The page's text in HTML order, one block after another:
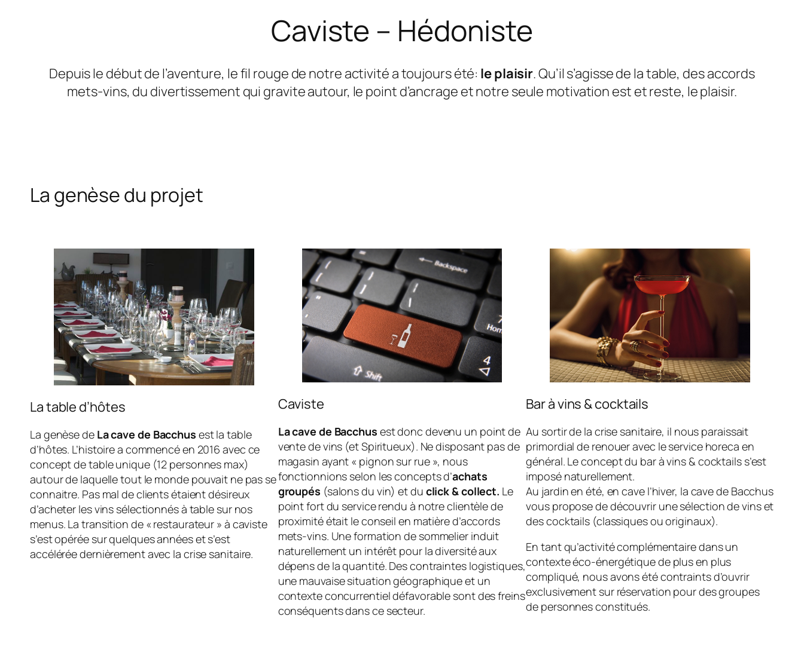
Caviste – Hédoniste
Depuis le début de l’aventure, le fil rouge de notre activité a toujours été: le plaisir. Qu’il s’agisse de la table, des accords
mets-vins, du divertissement qui gravite autour, le point d’ancrage et notre seule motivation est et reste, le plaisir.
La genèse du projet
La table d’hôtes
La genèse de La cave de Bacchus est la table
d’hôtes. L’histoire a commencé en 2016 avec ce
concept de table unique (12 personnes max)
autour de laquelle tout le monde pouvait ne pas se
connaitre. Pas mal de clients étaient désireux
d’acheter les vins sélectionnés à table sur nos
menus. La transition de « restaurateur » à caviste
s’est opérée sur quelques années et s’est
accélérée dernièrement avec la crise sanitaire.
Caviste
La cave de Bacchus est donc devenu un point de
vente de vins (et Spiritueux). Ne disposant pas de
magasin ayant « pignon sur rue », nous
fonctionnions selon les concepts d’achats
groupés (salons du vin) et du click & collect. Le
point fort du service rendu à notre clientèle de
proximité était le conseil en matière d’accords
mets-vins. Une formation de sommelier induit
naturellement un intérêt pour la diversité aux
dépens de la quantité. Des contraintes logistiques,
une mauvaise situation géographique et un
contexte concurrentiel défavorable sont des freins
conséquents dans ce secteur.
Bar à vins & cocktails
Au sortir de la crise sanitaire, il nous paraissait
primordial de renouer avec le service horeca en
général. Le concept du bar à vins & cocktails s’est
imposé naturellement.
Au jardin en été, en cave l’hiver, la cave de Bacchus
vous propose de découvrir une sélection de vins et
des cocktails (classiques ou originaux).
En tant qu’activité complémentaire dans un
contexte éco-énergétique de plus en plus
compliqué, nous avons été contraints d’ouvrir
exclusivement sur réservation pour des groupes
de personnes constitués.